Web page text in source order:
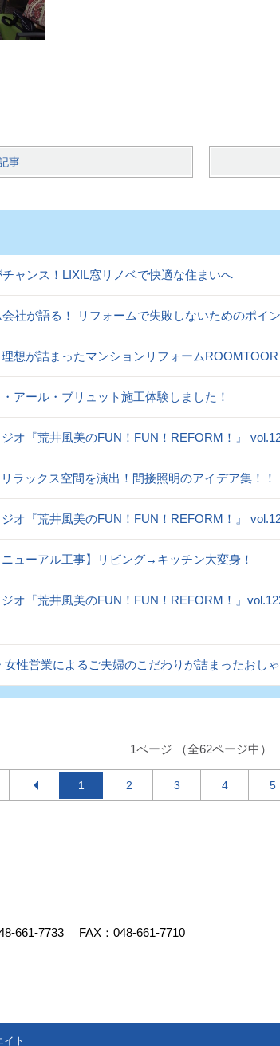
事
チャンス！LIXIL窓リノベで快適な住まいへ
社が語る！ リフォームで失敗しないためのポイ
想が詰まったマンションリフォームROOMTOOR
アール・ブリュット施工体験しました！
オ『荒井風美のFUN！FUN！REFORM！』
ラックス空間を演出！間接照明のアイデア集！！
オ『荒井風美のFUN！FUN！REFORM！』
ューアル工事】リビング→キッチン大変身！
オ『荒井風美のFUN！FUN！REFORM！』
女性営業によるご夫婦のこだわりが詰まったおし
1ページ （全62ページ中）
1 2 3 4 5
661-7733
FAX：048-661-7710
イト